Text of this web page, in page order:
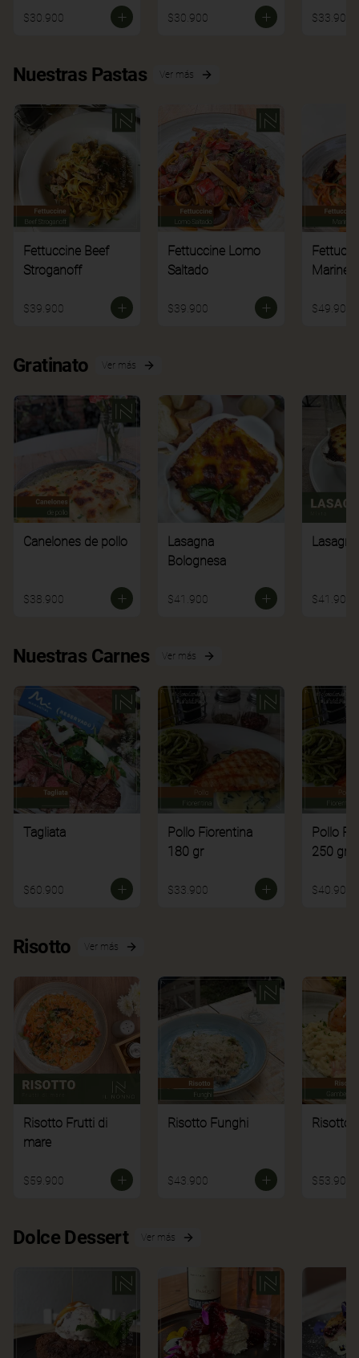
$30.900 $30.900 $33.900
Nuestras Pastas Ver más
Fettuccine Beef
Stroganoff
$39.900
Fettuccine Lomo
Saltado
$39.900
Marinera
$49.900
Gratinato Ver más
Canelones de pollo
$38.900
Lasagna
Bolognesa
$41.900 $41.900
Nuestras Carnes Ver más
Tagliata
$60.900
Pollo Fiorentina
180 gr
$33.900
Pollo
250 gr
$40.900
Risotto Ver más
Risotto Frutti di
mare
$59.900
Risotto Funghi
$43.900
Risotto
$53.900
Dolce Dessert Ver más